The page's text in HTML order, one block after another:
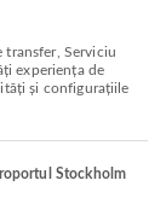
experiența de
și configurațiile
Stockholm